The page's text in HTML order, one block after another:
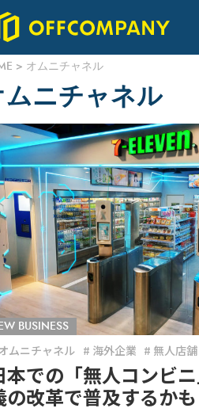
> オムニチャネル
ムニチャネル
BUSINESS
ムニチャネル 海外企業 無人店舗
本での「無人コンビ
の改革で普及するかも